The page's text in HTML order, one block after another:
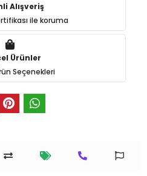
Alışveriş
ile koruma
Ürünler
Seçenekleri